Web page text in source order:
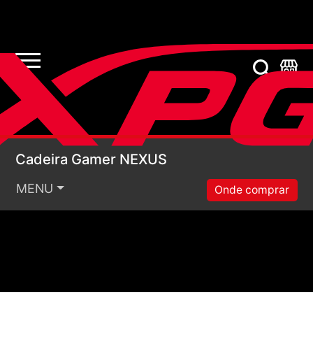
Cadeira Gamer
Cadeira Gamer NEXUS
MENU Onde comprar